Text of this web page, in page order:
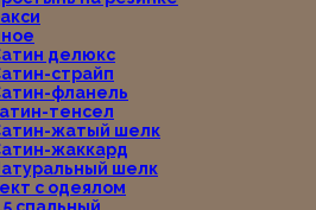
делюкс
страйп
фланель
тенсел
жатый шелк
жаккард
шелк
с одеялом